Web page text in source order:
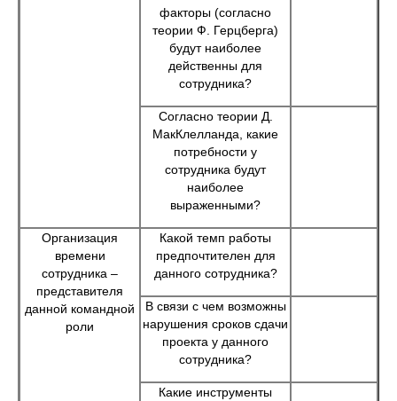
факторы (согласно
теории Ф. Герцберга)
будут наиболее
действенны для
сотрудника?
Согласно теории Д.
МакКлелланда, какие
потребности у
сотрудника будут
наиболее
выраженными?
Организация
времени
сотрудника –
представителя
данной командной
роли
Какой темп работы
предпочтителен для
данного сотрудника?
В связи с чем возможны
нарушения сроков сдачи
проекта у данного
сотрудника?
Какие инструменты